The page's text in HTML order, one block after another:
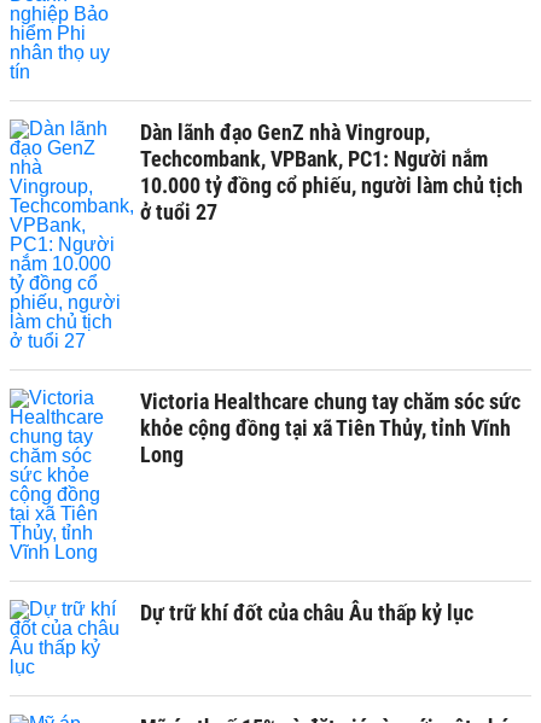
Dàn lãnh đạo GenZ nhà Vingroup,
Techcombank, VPBank, PC1: Người nắm
10.000 tỷ đồng cổ phiếu, người làm chủ tịch
ở tuổi 27
Victoria Healthcare chung tay chăm sóc sức
khỏe cộng đồng tại xã Tiên Thủy, tỉnh Vĩnh
Long
Dự trữ khí đốt của châu Âu thấp kỷ lục